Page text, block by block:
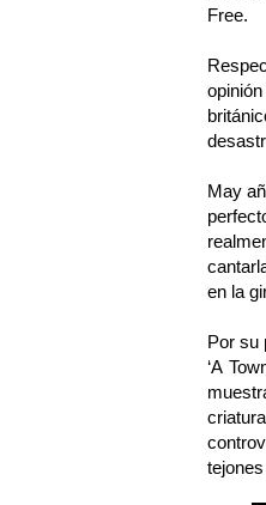
Free.
May
en la
Por su
‘A